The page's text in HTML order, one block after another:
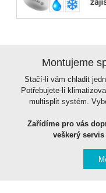
Montujeme
Stačí-li vám chladit
Potřebujete-li
multisplit systém.
Zařídíme pro vás
veškerý